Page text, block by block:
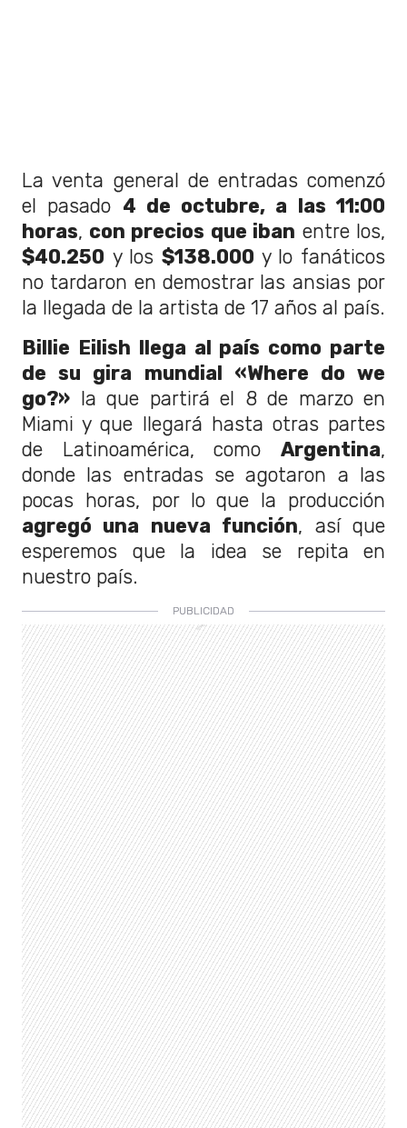
La venta general de entradas comenzó
el pasado 4 de octubre, a las 11:00
horas, con precios que iban entre los,
$40.250 y los $138.000 y lo fanáticos
no tardaron en demostrar las ansias por
la llegada de la artista de 17 años al país.
Billie Eilish llega al país como parte
de su gira mundial «Where do we
go?» la que partirá el 8 de marzo en
Miami y que llegará hasta otras partes
de Latinoamérica, como Argentina,
donde las entradas se agotaron a las
pocas horas, por lo que la producción
agregó una nueva función, así que
esperemos que la idea se repita en
nuestro país.